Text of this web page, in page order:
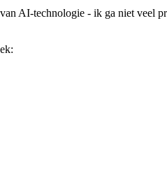
AI-technologie - ik ga niet